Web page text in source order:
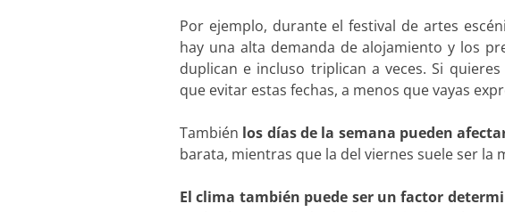
Por ejemplo, durante el festival de artes
hay una alta demanda de alojamiento y los
duplican e incluso triplican a veces. Si
que evitar estas fechas, a menos que vayas
También los días de la semana pueden
barata, mientras que la del viernes suele ser la
El clima también puede ser un factor